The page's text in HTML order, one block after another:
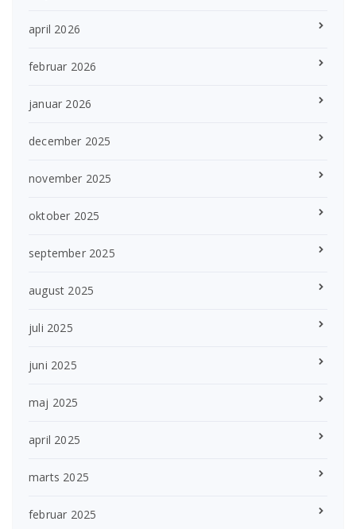
april 2026
februar 2026
januar 2026
december 2025
november 2025
oktober 2025
september 2025
august 2025
juli 2025
juni 2025
maj 2025
april 2025
marts 2025
februar 2025